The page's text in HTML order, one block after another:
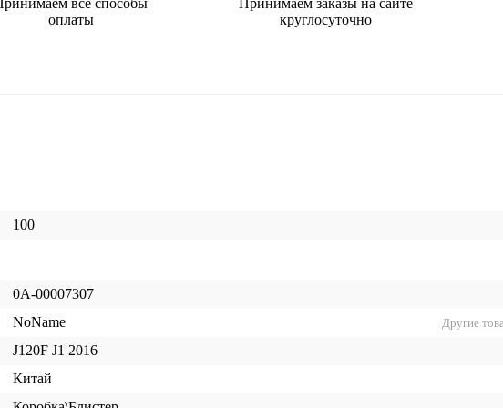
Принимаем все способы
оплаты
Принимаем заказы на сайте
круглосуточно
100
0А-00007307
NoName Другие
J120F J1 2016
Китай